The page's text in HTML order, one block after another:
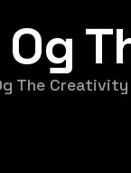
The Creativity